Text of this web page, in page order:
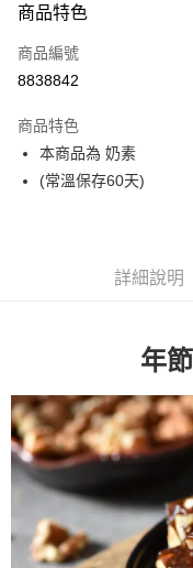
Apple Pay
街口支付
Google Pay
全盈+PAY
【大哥付你分期使用說明】
1.本服務由台灣大哥大提供
3.實際核准額度、可分期數
消。如遇「轉專審核」未通
法說明評估內容。
【繳款方式說明】
1.分期款項不併入電信帳單
醒簡訊。
2.透過簡訊連結打開帳單後
帳／街口支付／iPASS
AFTEE先享後付
AFTEE先享後付是「在收
１．簡單：不需註冊會員、
２．便利：只要手機號碼，
３．安心：先確認商品／服
【「AFTEE先享後付」結帳
１．於結帳方式選擇「
結帳頁面，進行簡訊認證
２．訂單成立數日內，您將
３．收到繳費通知簡訊後
運送方式
付款後全家取貨
每筆NT$70，滿NT$899(
付款後7-11取貨
每筆NT$70，滿
商品特色
商品編號
8838842
商品特色
本商品為 奶素
(常溫保存60天)
詳細說明
年